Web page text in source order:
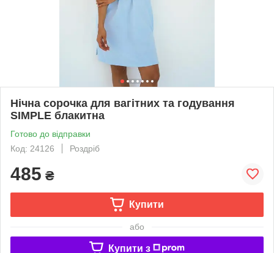
Нічна сорочка для вагітних та годування
SIMPLE блакитна
Готово до відправки
Код: 24126
Роздріб
485 ₴
Купити
або
Купити з